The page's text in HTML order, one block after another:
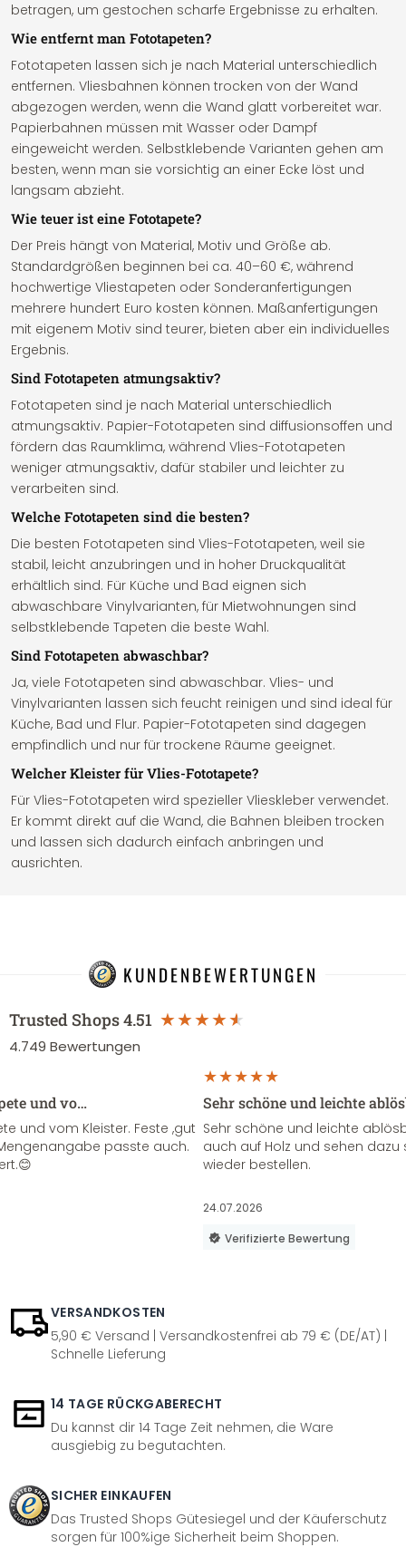
betragen, um gestochen scharfe Ergebnisse zu erhalten.
Wie entfernt man Fototapeten?
Fototapeten lassen sich je nach Material unterschiedlich
entfernen. Vliesbahnen können trocken von der Wand
abgezogen werden, wenn die Wand glatt vorbereitet war.
Papierbahnen müssen mit Wasser oder Dampf
eingeweicht werden. Selbstklebende Varianten gehen am
besten, wenn man sie vorsichtig an einer Ecke löst und
langsam abzieht.
Wie teuer ist eine Fototapete?
Der Preis hängt von Material, Motiv und Größe ab.
Standardgrößen beginnen bei ca. 40–60 €, während
hochwertige Vliestapeten oder Sonderanfertigungen
mehrere hundert Euro kosten können. Maßanfertigungen
mit eigenem Motiv sind teurer, bieten aber ein individuelles
Ergebnis.
Sind Fototapeten atmungsaktiv?
Fototapeten sind je nach Material unterschiedlich
atmungsaktiv. Papier-Fototapeten sind diffusionsoffen und
fördern das Raumklima, während Vlies-Fototapeten
weniger atmungsaktiv, dafür stabiler und leichter zu
verarbeiten sind.
Welche Fototapeten sind die besten?
Die besten Fototapeten sind Vlies-Fototapeten, weil sie
stabil, leicht anzubringen und in hoher Druckqualität
erhältlich sind. Für Küche und Bad eignen sich
abwaschbare Vinylvarianten, für Mietwohnungen sind
selbstklebende Tapeten die beste Wahl.
Sind Fototapeten abwaschbar?
Ja, viele Fototapeten sind abwaschbar. Vlies- und
Vinylvarianten lassen sich feucht reinigen und sind ideal für
Küche, Bad und Flur. Papier-Fototapeten sind dagegen
empfindlich und nur für trockene Räume geeignet.
Welcher Kleister für Vlies-Fototapete?
Für Vlies-Fototapeten wird spezieller Vlieskleber verwendet.
Er kommt direkt auf die Wand, die Bahnen bleiben trocken
und lassen sich dadurch einfach anbringen und
ausrichten.
KUNDENBEWERTUNGEN
Trusted Shops4.51
4.749 Bewertungen
und vo…
und vom Kleister. Feste ,gut
passte auch.
Sehr schöne und leichte
Sehr schöne und leichte
auch auf Holz und sehen
wieder bestellen.
24.07.2026
Verifizierte Bewertung
VERSANDKOSTEN
5,90 € Versand | Versandkostenfrei ab 79 € (DE/AT) |
Schnelle Lieferung
14 TAGE RÜCKGABERECHT
Du kannst dir 14 Tage Zeit nehmen, die Ware
ausgiebig zu begutachten.
SICHER EINKAUFEN
Das Trusted Shops Gütesiegel und der Käuferschutz
sorgen für 100%ige Sicherheit beim Shoppen.